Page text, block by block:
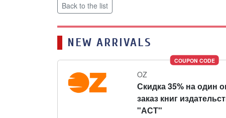
Back to the list
NEW ARRIVALS
COUPON CODE
OZ
Скидка 35% на один
заказ книг
"АСТ"